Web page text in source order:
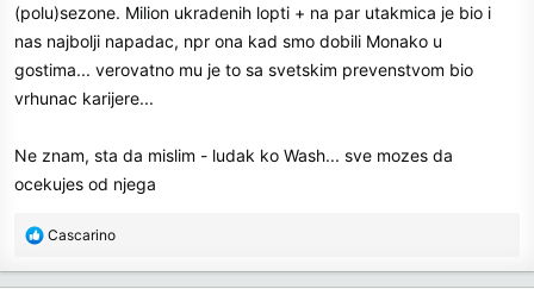
(polu)sezone. Milion ukradenih lopti + na par utakmica je bio i
nas najbolji napadac, npr ona kad smo dobili Monako u
gostima... verovatno mu je to sa svetskim prevenstvom bio
vrhunac karijere...
Ne znam, sta da mislim - ludak ko Wash... sve mozes da
ocekujes od njega
R
a
Cascarino